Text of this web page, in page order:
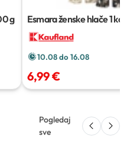
g Esmara ženske hlače1
10.08 do 16.08
6,99 €
Pogledaj
sve